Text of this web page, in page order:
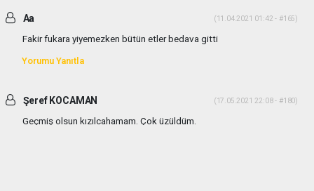
Aa (11.04.2021 01:42 - #165)
Fakir fukara yiyemezken bütün etler bedava gitti
Yorumu Yanıtla
Şeref KOCAMAN (17.05.2021 22:08 - #180)
Geçmiş olsun kızılcahamam. Çok üzüldüm.